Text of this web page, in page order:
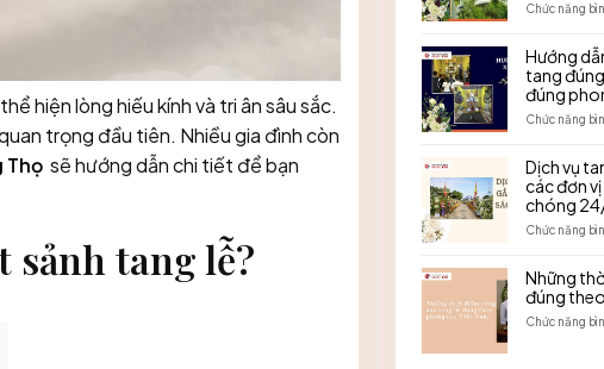
hiện lòng hiếu kính và tri ân sâu sắc.
trọng đầu tiên. Nhiều gia đình còn
Thọ sẽ hướng dẫn chi tiết để bạn
sảnh tang lễ?
Chức năng
Hướng
tang
đúng
Chức năng
Dịch vụ
các đơn
chóng
Chức năng
Những
đúng
Chức năng